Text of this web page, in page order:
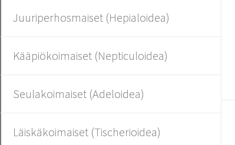
Juuriperhosmaiset (Hepialoidea)
Kääpiökoimaiset (Nepticuloidea)
Seulakoimaiset (Adeloidea)
Läiskäkoimaiset (Tischerioidea)